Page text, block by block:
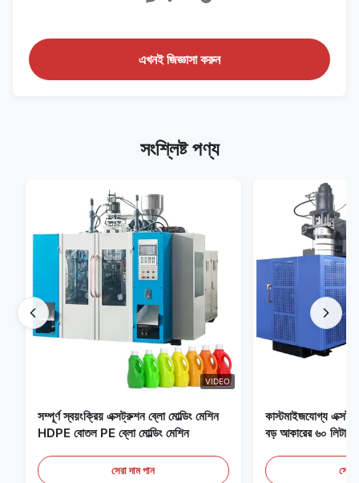
এখনই জিজ্ঞাসা করুন
সংশ্লিষ্ট পণ্য
VIDEO
সম্পূর্ণ স্বয়ংক্রিয় এক্সট্রুশন ব্লো মোল্ডিং মেশিন
HDPE বোতল PE ব্লো মোল্ডিং মেশিন
সেরা দাম পান
কাস্টমাইজযোগ্য
বড় আকারের ৬০ লিটার
সেরা